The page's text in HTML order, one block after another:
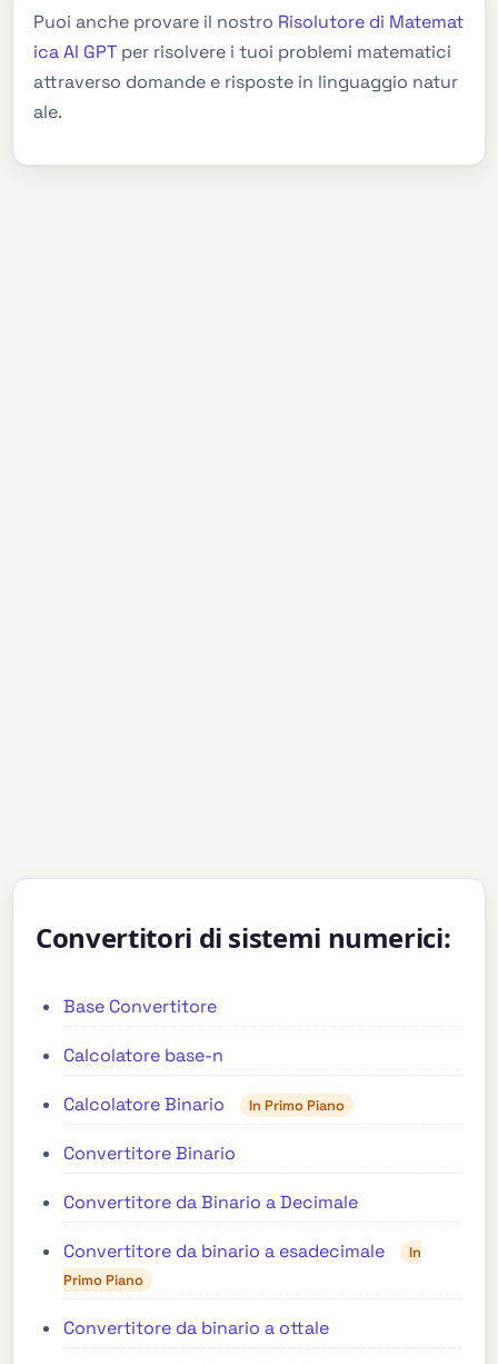
Puoi anche provare il nostro Risolutore di Matemat
ica AI GPT per risolvere i tuoi problemi matematici
attraverso domande e risposte in linguaggio natur
ale.
Convertitori di sistemi numerici:
Base Convertitore
Calcolatore base-n
Calcolatore Binario In Primo Piano
Convertitore Binario
Convertitore da Binario a Decimale
Convertitore da binario a esadecimale
In
Primo Piano
Convertitore da binario a ottale